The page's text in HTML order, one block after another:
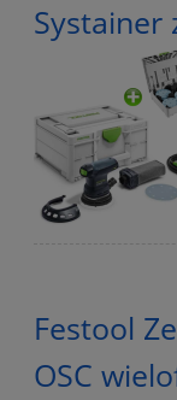
Systainer
Festool
OSC